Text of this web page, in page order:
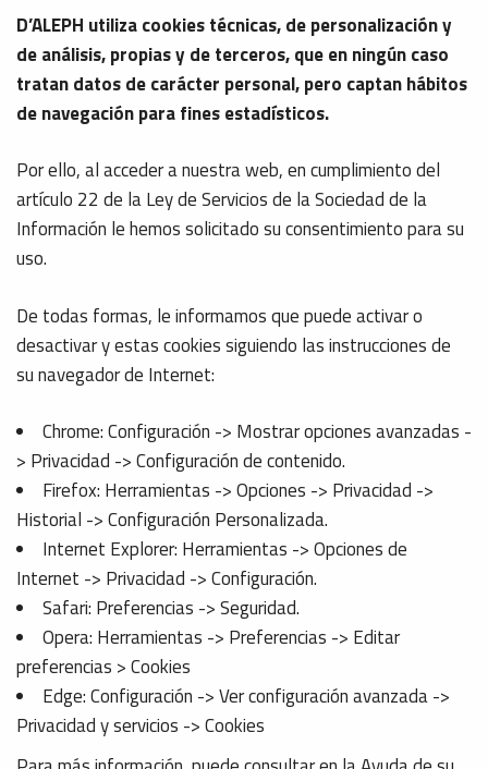
D’ALEPH utiliza cookies técnicas, de personalización y
de análisis, propias y de terceros, que en ningún caso
tratan datos de carácter personal, pero captan hábitos
de navegación para fines estadísticos.
Por ello, al acceder a nuestra web, en cumplimiento del
artículo 22 de la Ley de Servicios de la Sociedad de la
Información le hemos solicitado su consentimiento para su
uso.
De todas formas, le informamos que puede activar o
desactivar y estas cookies siguiendo las instrucciones de
su navegador de Internet:
Chrome: Configuración -> Mostrar opciones avanzadas -
> Privacidad -> Configuración de contenido.
Firefox: Herramientas -> Opciones -> Privacidad ->
Historial -> Configuración Personalizada.
Internet Explorer: Herramientas -> Opciones de
Internet -> Privacidad -> Configuración.
Safari: Preferencias -> Seguridad.
Opera: Herramientas -> Preferencias -> Editar
preferencias > Cookies
Edge: Configuración -> Ver configuración avanzada ->
Privacidad y servicios -> Cookies